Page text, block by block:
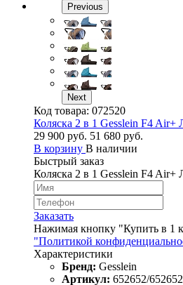
Previous
Next
Код товара: 072520
Коляска 2 в 1 Gesslein F4
29 900 руб. 51 680 руб.
В корзину В наличии
Быстрый заказ
Коляска 2 в 1 Gesslein F4
Заказать
Нажимая кнопку "Купить в 1
"Политикой
Характеристики
Бренд: Gesslein
Артикул: 652652/652652